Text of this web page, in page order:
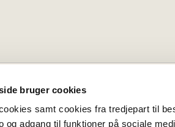
bruger cookies
samt cookies fra tredjepart til
og adgang til funktioner på sociale